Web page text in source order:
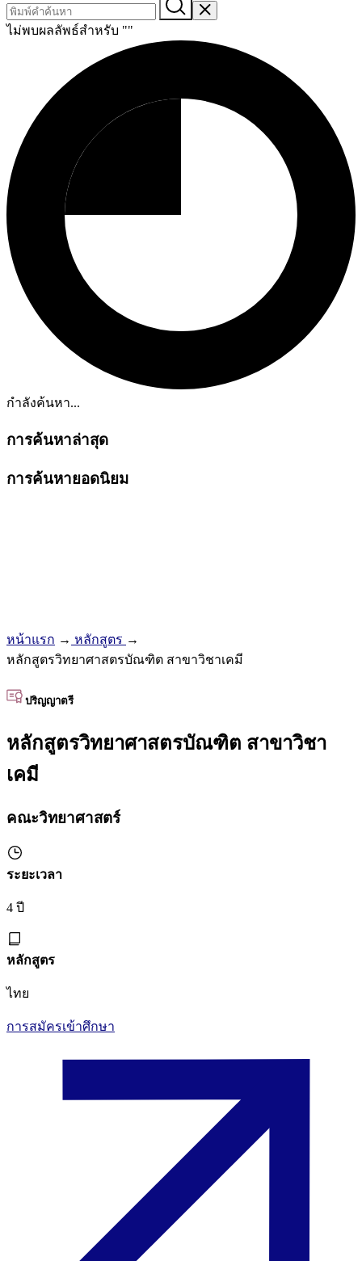
ไม่พบผลลัพธ์สำหรับ ""
กำลังค้นหา...
การค้นหาล่าสุด
การค้นหายอดนิยม
หน้าแรก → หลักสูตร →
หลักสูตรวิทยาศาสตรบัณฑิต สาขาวิชาเคมี
ปริญญาตรี
หลักสูตรวิทยาศาสตรบัณฑิต สาขาวิชา
เคมี
คณะวิทยาศาสตร์
ระยะเวลา
4 ปี
หลักสูตร
ไทย
การสมัครเข้าศึกษา